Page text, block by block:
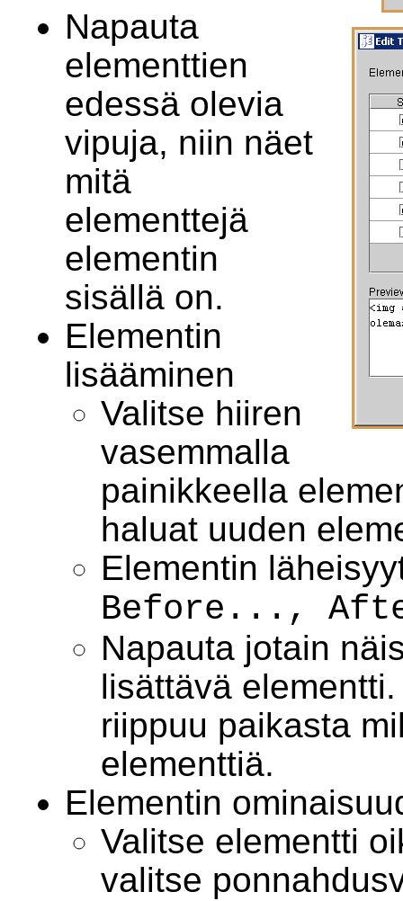
Napauta
elementtien
edessä olevia
vipuja, niin näet
mitä
elementtejä
elementin
sisällä on.
Elementin
lisääminen
Valitse hiiren
vasemmalla
painikkeella
haluat uuden
Elementin
Before...,
Napauta jotain
lisättävä
riippuu paikasta
elementtiä.
Elementin
Valitse elementti
valitse